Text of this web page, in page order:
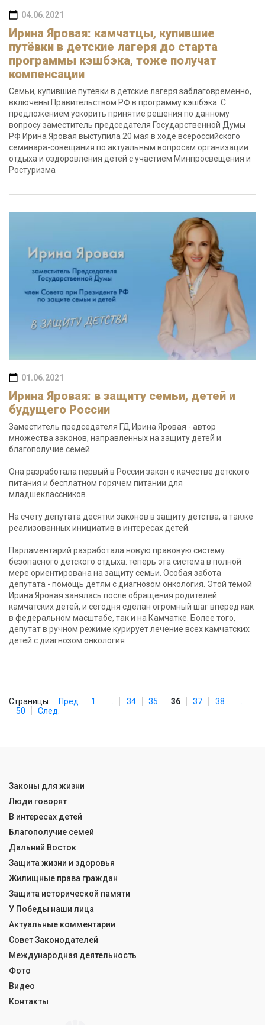
04.06.2021
Ирина Яровая: камчатцы, купившие
путёвки в детские лагеря до старта
программы кэшбэка, тоже получат
компенсации
Семьи, купившие путёвки в детские лагеря заблаговременно,
включены Правительством РФ в программу кэшбэка. С
предложением ускорить принятие решения по данному
вопросу заместитель председателя Государственной Думы
РФ Ирина Яровая выступила 20 мая в ходе всероссийского
семинара-совещания по актуальным вопросам организации
отдыха и оздоровления детей с участием Минпросвещения и
Ростуризма
01.06.2021
Ирина Яровая: в защиту семьи, детей и
будущего России
Заместитель председателя ГД Ирина Яровая - автор
множества законов, направленных на защиту детей и
благополучие семей.
Она разработала первый в России закон о качестве детского
питания и бесплатном горячем питании для
младшеклассников.
На счету депутата десятки законов в защиту детства, а также
реализованных инициатив в интересах детей.
Парламентарий разработала новую правовую систему
безопасного детского отдыха: теперь эта система в полной
мере ориентирована на защиту семьи. Особая забота
депутата - помощь детям с диагнозом онкология. Этой темой
Ирина Яровая занялась после обращения родителей
камчатских детей, и сегодня сделан огромный шаг вперед как
в федеральном масштабе, так и на Камчатке. Более того,
депутат в ручном режиме курирует лечение всех камчатских
детей с диагнозом онкология
Страницы: Пред. 1 34 35 36 37 38
50
След.
Законы для жизни
Люди говорят
В интересах детей
Благополучие семей
Дальний Восток
Защита жизни и здоровья
Жилищные права граждан
Защита исторической памяти
У Победы наши лица
Актуальные комментарии
Совет Законодателей
Международная деятельность
Фото
Видео
Контакты